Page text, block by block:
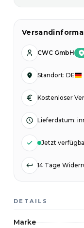
CWC GmbH
Standort: DE
Kostenloser
Lieferdatum:
Jetzt
14 Tage
DETAILS
Marke